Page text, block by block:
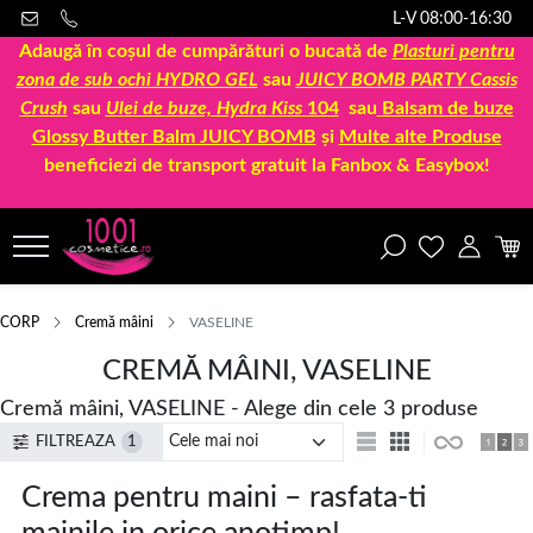
L-V 08:00-16:30
Adaugă în coșul de cumpărături o bucată de Plasturi pentru
zona de sub ochi HYDRO GEL sau JUICY BOMB PARTY Cassis
Crush sau Ulei de buze, Hydra Kiss 104sau Balsam de buze
Glossy Butter Balm JUICY BOMB și Multe alte Produse
beneficiezi de transport gratuit la Fanbox & Easybox!
CORP Cremă mâini VASELINE
CREMĂ MÂINI, VASELINE
Cremă mâini, VASELINE - Alege din cele 3 produse
FILTREAZA 1
Crema pentru maini – rasfata-ti